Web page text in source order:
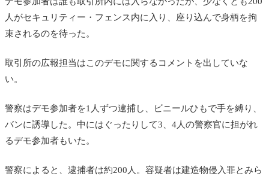
人がセキュリティー・フェンス内に入り、座り込んで身柄を拘
束されるのを待った。
取引所の広報担当はこのデモに関するコメントを出していな
い。
警察はデモ参加者を1人ずつ逮捕し、ビニールひもで手を縛り、
バンに誘導した。中にはぐったりして3、4人の警察官に担がれ
るデモ参加者もいた。
警察によると、逮捕者は約200人。容疑者は建造物侵入罪とみら